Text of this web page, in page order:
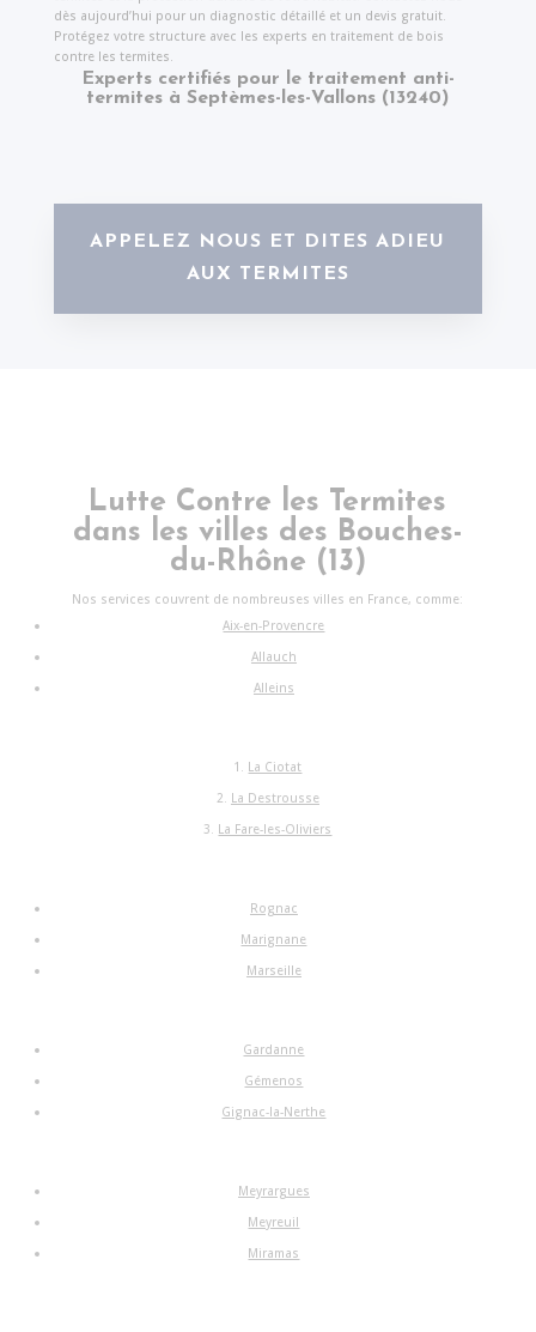
dès aujourd’hui pour un diagnostic détaillé et un devis gratuit.
Protégez votre structure avec les experts en traitement de bois
contre les termites.
Experts certifiés pour le traitement anti-
termites à Septèmes-les-Vallons (13240)
APPELEZ NOUS ET DITES ADIEU
AUX TERMITES
Lutte Contre les Termites
dans les villes des Bouches-
du-Rhône (13)
Nos services couvrent de nombreuses villes en France, comme:
Aix-en-Provencre
Allauch
Alleins
La Ciotat
La Destrousse
La Fare-les-Oliviers
Rognac
Marignane
Marseille
Gardanne
Gémenos
Gignac-la-Nerthe
Meyrargues
Meyreuil
Miramas